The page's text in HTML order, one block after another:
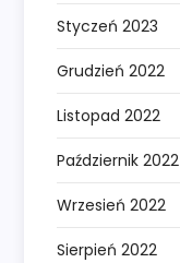
Styczeń 2023
Grudzień 2022
Listopad 2022
Październik 2022
Wrzesień 2022
Sierpień 2022